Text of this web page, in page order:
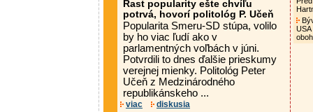
Rast popularity ešte chvíľu
potrvá, hovorí politológ P. Učeň
Popularita Smeru-SD stúpa, volilo
by ho viac ľudí ako v
parlamentných voľbách v júni.
Potvrdili to dnes ďalšie prieskumy
verejnej mienky. Politológ Peter
Učeň z Medzinárodného
republikánskeho ...
viac diskusia